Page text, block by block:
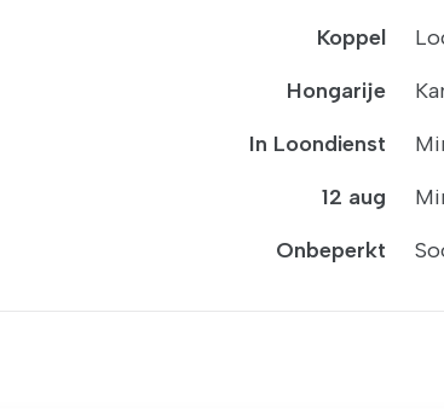
Koppel
Hongarije
In Loondienst
12 aug
Onbeperkt